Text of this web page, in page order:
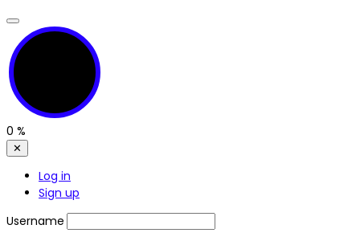
0 %
✕
Log in
Sign up
Username